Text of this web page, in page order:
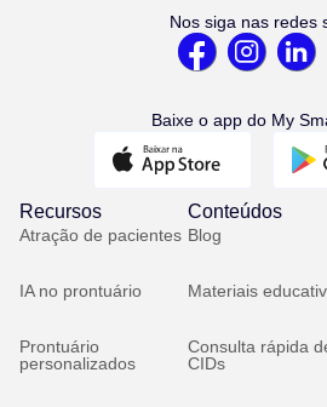
Nos siga nas redes
Baixe o app do My
Recursos
Atração de pacientes
IA no prontuário
Prontuário
personalizados
Conteúdos
Blog
Materiais
Consulta rápida
CIDs